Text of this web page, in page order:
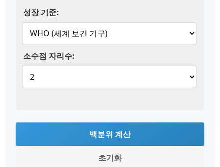
성장 기준:
소수점 자리수:
백분위 계산
초기화